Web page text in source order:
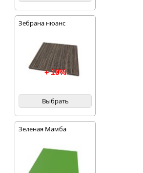
Зебрана нюанс
+ 10%
Выбрать
Зеленая Мамба